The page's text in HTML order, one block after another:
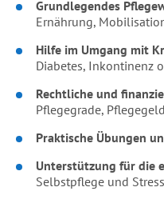
Grundlegendes
Ernährung,
Hilfe im Umgang mit
Diabetes, Inkontinenz
Rechtliche und
Pflegegrade,
Praktische Übungen
Unterstützung für die
Selbstpflege und